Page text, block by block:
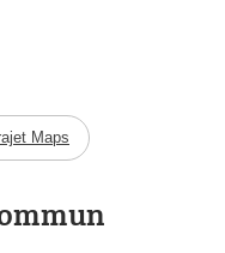
Maps